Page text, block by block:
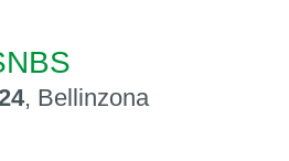
, Bellinzona